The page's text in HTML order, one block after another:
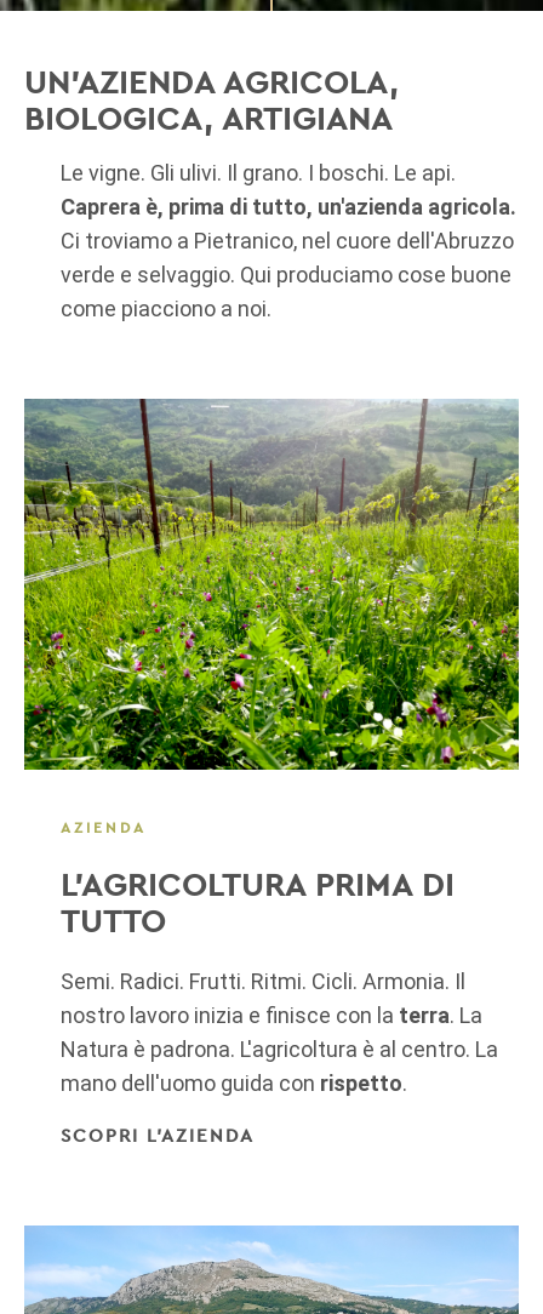
UN'AZIENDA AGRICOLA,
BIOLOGICA, ARTIGIANA
Le vigne. Gli ulivi. Il grano. I boschi. Le api.
Caprera è, prima di tutto, un'azienda agricola.
Ci troviamo a Pietranico, nel cuore dell'Abruzzo
verde e selvaggio. Qui produciamo cose buone
come piacciono a noi.
AZIENDA
L'AGRICOLTURA PRIMA DI
TUTTO
Semi. Radici. Frutti. Ritmi. Cicli. Armonia. Il
nostro lavoro inizia e finisce con la terra. La
Natura è padrona. L'agricoltura è al centro. La
mano dell'uomo guida con rispetto.
SCOPRI L'AZIENDA